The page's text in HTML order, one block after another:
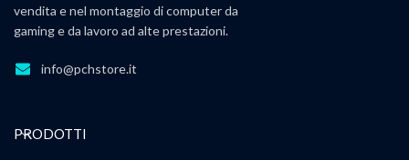
vendita e nel montaggio di computer da
gaming e da lavoro ad alte prestazioni.
info@pchstore.it
PRODOTTI